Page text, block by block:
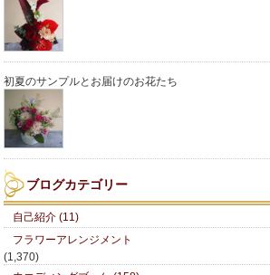
初夏のサンプルとお届けのお花たち
ブログカテゴリー
自己紹介 (11)
フラワーアレンジメント
(1,370)